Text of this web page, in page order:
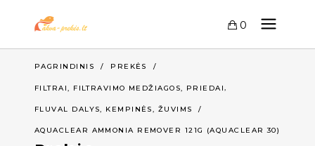
0
PAGRINDINIS / PREKĖS /
FILTRAI, FILTRAVIMO MEDŽIAGOS, PRIEDAI,
FLUVAL DALYS, KEMPINĖS, ŽUVIMS /
AQUACLEAR AMMONIA REMOVER 121G (AQUACLEAR 30)